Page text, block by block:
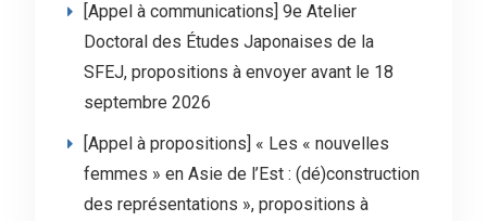
[Appel à communications] 9e Atelier
Doctoral des Études Japonaises de la
SFEJ, propositions à envoyer avant le 18
septembre 2026
[Appel à propositions] « Les « nouvelles
femmes » en Asie de l’Est : (dé)construction
des représentations », propositions à